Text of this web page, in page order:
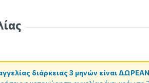
διάρκειας 3 μηνών είναι